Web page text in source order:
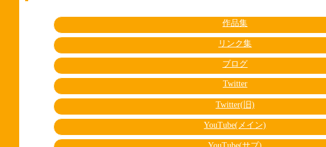
作品集
リンク集
ブログ
Twitter
Twitter(旧)
YouTube(メイン)